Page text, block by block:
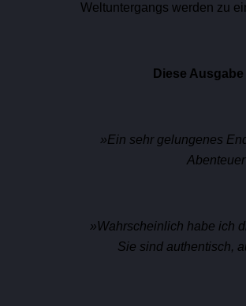
Weltuntergangs werden zu
Diese
»Ein sehr gelungenes
»Wahrscheinlich habe ich
Sie sind authentisch,